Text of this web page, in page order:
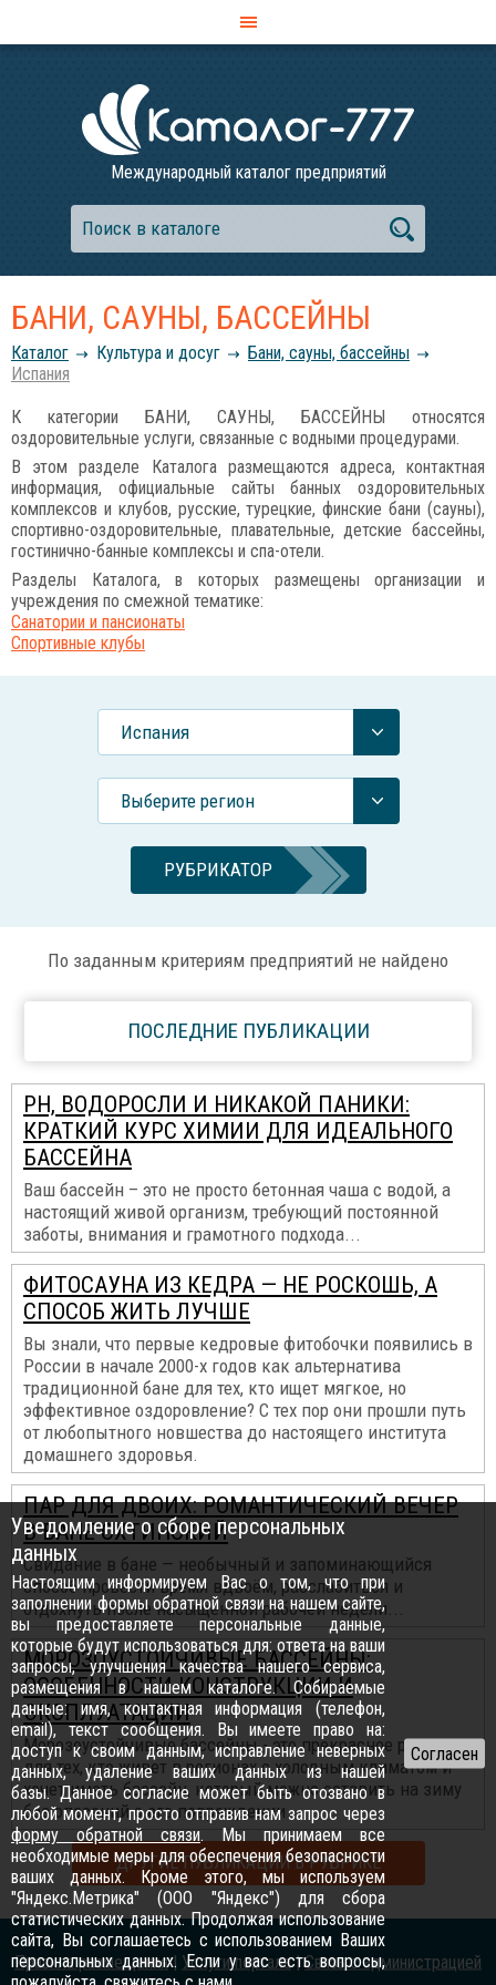
Международный каталог предприятий
БАНИ, САУНЫ, БАССЕЙНЫ
Каталог Культура и досуг
Бани, сауны, бассейны
Испания
К категории БАНИ, САУНЫ, БАССЕЙНЫ относятся
оздоровительные услуги, связанные с водными процедурами.
В этом разделе Каталога размещаются адреса, контактная
информация, официальные сайты банных оздоровительных
комплексов и клубов, русские, турецкие, финские бани (сауны),
спортивно-оздоровительные, плавательные, детские бассейны,
гостинично-банные комплексы и спа-отели.
Разделы Каталога, в которых размещены организации и
учреждения по смежной тематике:
Санатории и пансионаты
Спортивные клубы
Испания
Выберите регион
РУБРИКАТОР
По заданным критериям предприятий не найдено
ПОСЛЕДНИЕ ПУБЛИКАЦИИ
PH, ВОДОРОСЛИ И НИКАКОЙ ПАНИКИ:
КРАТКИЙ КУРС ХИМИИ ДЛЯ ИДЕАЛЬНОГО
БАССЕЙНА
Ваш бассейн – это не просто бетонная чаша с водой, а
настоящий живой организм, требующий постоянной
заботы, внимания и грамотного подхода...
ФИТОСАУНА ИЗ КЕДРА — НЕ РОСКОШЬ, А
СПОСОБ ЖИТЬ ЛУЧШЕ
Вы знали, что первые кедровые фитобочки появились в
России в начале 2000-х годов как альтернатива
традиционной бане для тех, кто ищет мягкое, но
эффективное оздоровление? С тех пор они прошли путь
от любопытного новшества до настоящего института
домашнего здоровья.
ПАР ДЛЯ ДВОИХ: РОМАНТИЧЕСКИЙ ВЕЧЕР
В БАНЕ ОХТИНСКИЙ
Свидание в бане — необычный и запоминающийся
способ провести время вдвоём, расслабиться и
отдохнуть после насыщенной рабочей недели...
МОРОЗОУСТОЙЧИВЫЕ БАССЕЙНЫ:
ОСОБЕННОСТИ КОНСТРУКЦИИ И
ЭКСПЛУАТАЦИИ
Морозоустойчивые бассейны - это прекрасное решение
для тех, кто живет в регионах с холодным климатом и
хочет иметь бассейн, который можно оставить на зиму
без опасений о его повреждении.
ДРУГИЕ ПУБЛИКАЦИИ В РУБРИКЕ
Правила размещения| Услуги портала|Связь с администрацией
Уведомление о сборе персональных
данных
Настоящим информируем Вас о том, что при
заполнении формы обратной связи на нашем сайте,
вы предоставляете персональные данные,
которые будут использоваться для: ответа на ваши
запросы, улучшения качества нашего сервиса,
размещения в нашем каталоге. Собираемые
данные: имя, контактная информация (телефон,
email), текст сообщения. Вы имеете право на:
доступ к своим данным, исправление неверных
данных, удаление ваших данных из нашей
базы. Данное согласие может быть отозвано в
любой момент, просто отправив нам запрос через
форму обратной связи. Мы принимаем все
необходимые меры для обеспечения безопасности
ваших данных. Кроме этого, мы используем
"Яндекс.Метрика" (ООО "Яндекс") для сбора
статистических данных. Продолжая использование
сайта, Вы соглашаетесь с использованием Ваших
персональных данных. Если у вас есть вопросы,